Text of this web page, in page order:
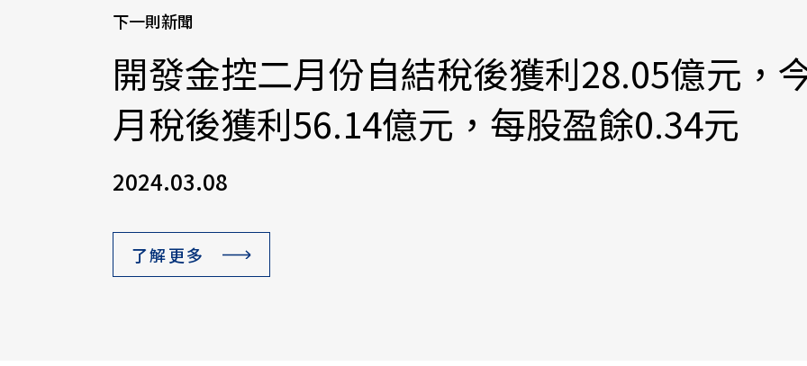
下一則新聞
開發金控二月份自結稅後獲利28.05億元，
月稅後獲利56.14億元，每股盈餘0.34元
2024.03.08
了解更多